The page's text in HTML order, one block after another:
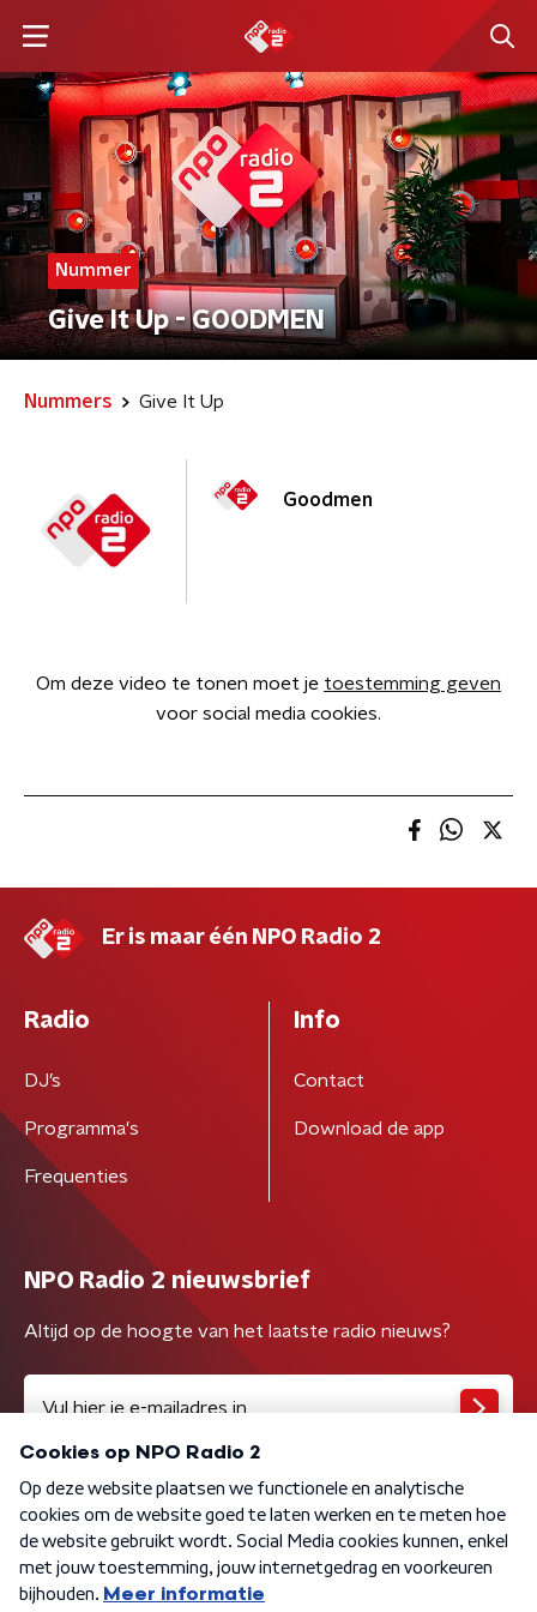
Nummer
Give It Up - GOODMEN
Nummers Give It Up
Goodmen
Om deze video te tonen moet je toestemming geven
voor social media cookies.
Er is maar één NPO Radio 2
Radio
DJ’s
Programma's
Frequenties
Info
Contact
Download de app
NPO Radio 2 nieuwsbrief
Altijd op de hoogte van het laatste radio nieuws?
Algemene voorwaarden